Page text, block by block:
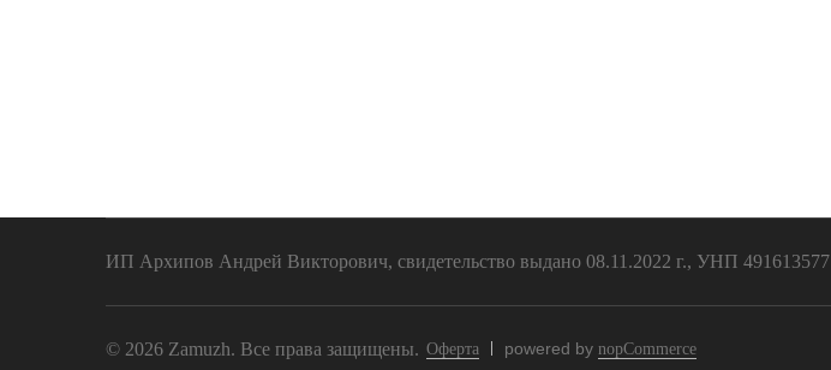
ИП Архипов Андрей Викторович, свидетельство выдано 08.11.2022 г., УНП 491613577
© 2026 Zamuzh. Все права защищены. Оферта powered by nopCommerce